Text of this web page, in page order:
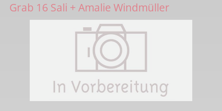
Grab 16 Sali + Amalie Windmüller